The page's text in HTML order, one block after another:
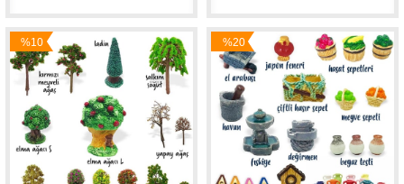
%10
İndirim
%20
İndirim